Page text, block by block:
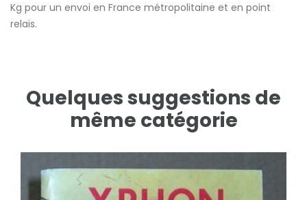
Kg pour un envoi en France métropolitaine et en point
relais.
Quelques suggestions de
même catégorie